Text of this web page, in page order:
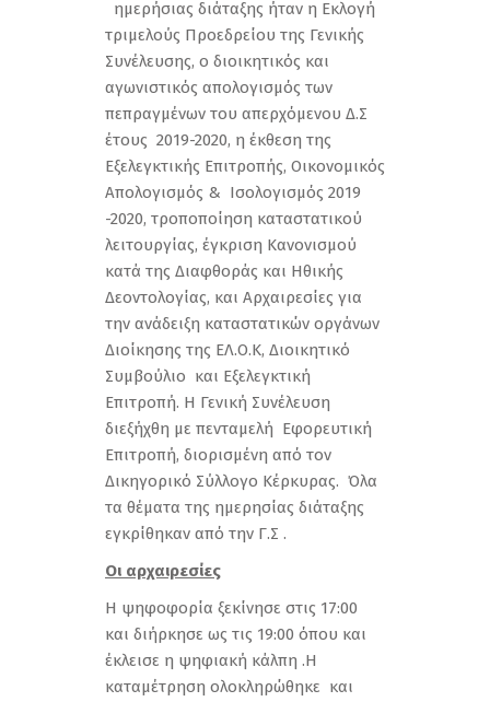
ημερήσιας διάταξης ήταν η Εκλογή
τριμελούς Προεδρείου της Γενικής
Συνέλευσης, ο διοικητικός και
αγωνιστικός απολογισμός των
πεπραγμένων του απερχόμενου Δ.Σ
έτους 2019-2020, η έκθεση της
Εξελεγκτικής Επιτροπής, Οικονομικός
Απολογισμός & Ισολογισμός 2019
-2020, τροποποίηση καταστατικού
λειτουργίας, έγκριση Κανονισμού
κατά της Διαφθοράς και Ηθικής
Δεοντολογίας, και Αρχαιρεσίες για
την ανάδειξη καταστατικών οργάνων
Διοίκησης της ΕΛ.Ο.Κ, Διοικητικό
Συμβούλιο και Εξελεγκτική
Επιτροπή. Η Γενική Συνέλευση
διεξήχθη με πενταμελή Εφορευτική
Επιτροπή, διορισμένη από τον
Δικηγορικό Σύλλογο Κέρκυρας. Όλα
τα θέματα της ημερησίας διάταξης
εγκρίθηκαν από την Γ.Σ .
Οι αρχαιρεσίες
Η ψηφοφορία ξεκίνησε στις 17:00
και διήρκησε ως τις 19:00 όπου και
έκλεισε η ψηφιακή κάλπη .Η
καταμέτρηση ολοκληρώθηκε και